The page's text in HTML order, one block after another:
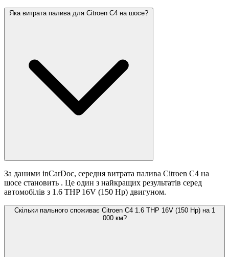
Яка витрата палива для Citroen C4 на шосе?
За даними inCarDoc, середня витрата палива Citroen C4 на
шосе становить . Це один з найкращих результатів серед
автомобілів з 1.6 THP 16V (150 Hp) двигуном.
Скільки пального споживає Citroen C4 1.6 THP 16V (150 Hp) на 1
000 км?